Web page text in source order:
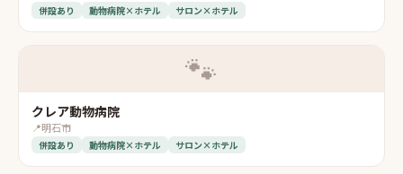
併設あり 動物病院×ホテル サロン×ホテル
🐾
クレア動物病院
📍明石市
併設あり 動物病院×ホテル サロン×ホテル